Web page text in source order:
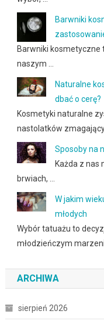
Barwniki
Barwniki kosmetyczne
naszym …
Naturalne
dbać o cerę?
Kosmetyki naturalne
nastolatków
Sposoby na
Każda z nas
brwiach, …
W jakim
młodych
Wybór tatuażu to
młodzieńczym
ARCHIWA
sierpień 2026